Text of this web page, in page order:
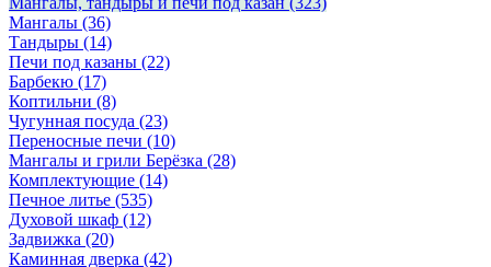
Мангалы (36)
Тандыры (14)
Печи под казаны (22)
Барбекю (17)
Коптильни (8)
Чугунная посуда (23)
Переносные печи (10)
Мангалы и грили Берёзка (28)
Комплектующие (14)
Печное литье (535)
Духовой шкаф (12)
Задвижка (20)
Каминная дверка (42)